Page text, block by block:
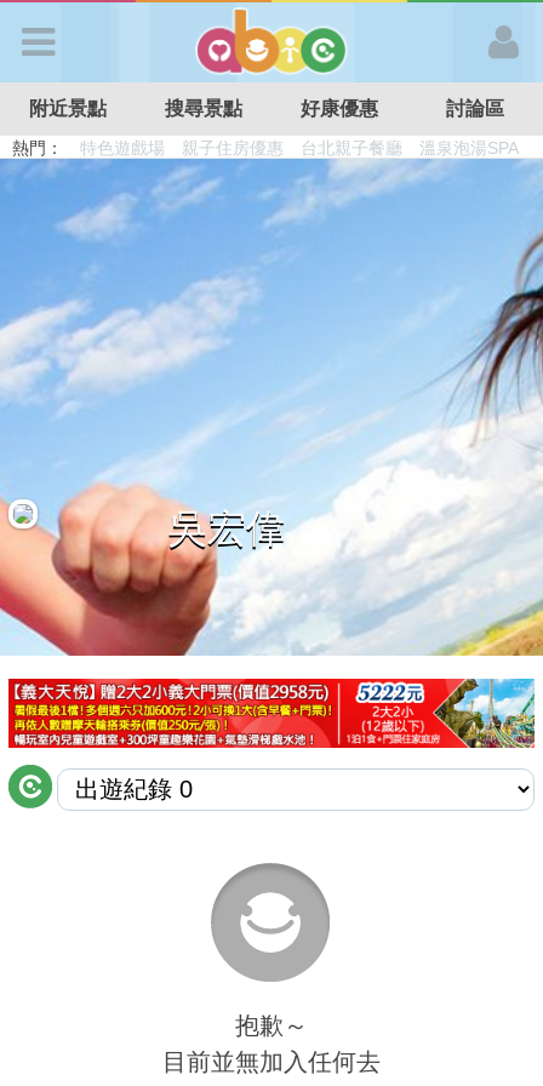
APP登入
首 頁
搜尋景點
好康優惠
最新留言
商家合作
推薦景點
討論區
聯絡我們
附近景點 搜尋景點 好康優惠 討論區
熱門： 溜滑梯民宿 觀光工廠 DIY摘果
日本親子景點
特色遊戲場
親子住房優惠 台北親子餐廳 溫泉泡湯SPA
吳宏偉
抱歉～
目前並無加入任何去